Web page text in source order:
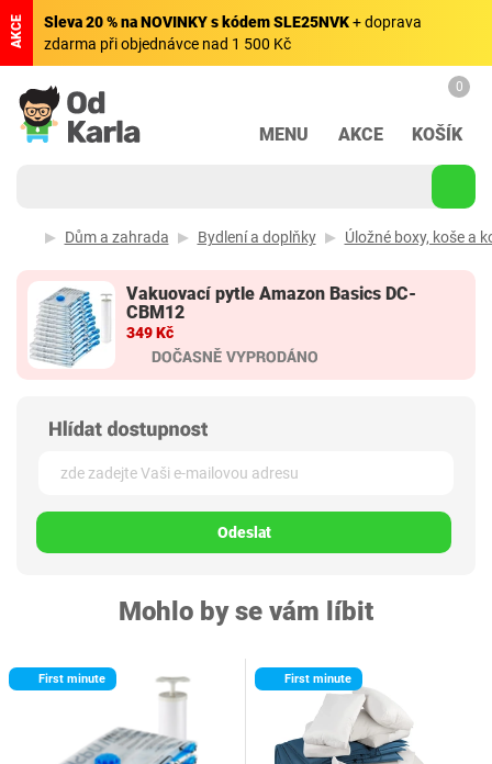
AKCE Sleva 20 % na NOVINKY s kódem SLE25NVK+ doprava
zdarma při objednávce nad 1 500 Kč
MENU AKCE
0
KOŠÍK
Dům a zahrada Bydlení a doplňky Úložné boxy, koše a
Vakuovací pytle Amazon Basics DC-
CBM12
349 Kč
Odeslat
Mohlo by se vám líbit
First minute First minute